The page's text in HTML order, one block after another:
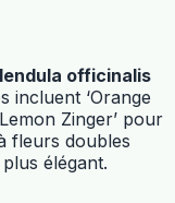
officinalis
incluent ‘Orange
Zinger’ pour
fleurs doubles
élégant.